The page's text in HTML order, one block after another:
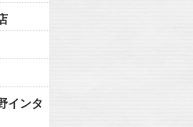
インタ